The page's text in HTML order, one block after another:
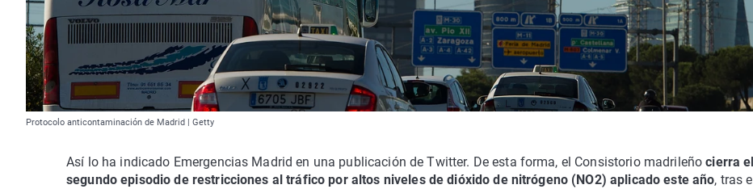
Protocolo anticontaminación de Madrid | Getty
Así lo ha indicado Emergencias Madrid en una publicación de Twitter. De esta forma, el Consistorio madrileñocierra el
segundo episodio de restricciones al tráfico por altos niveles de dióxido de nitrógeno (NO2) aplicado este año, tras el